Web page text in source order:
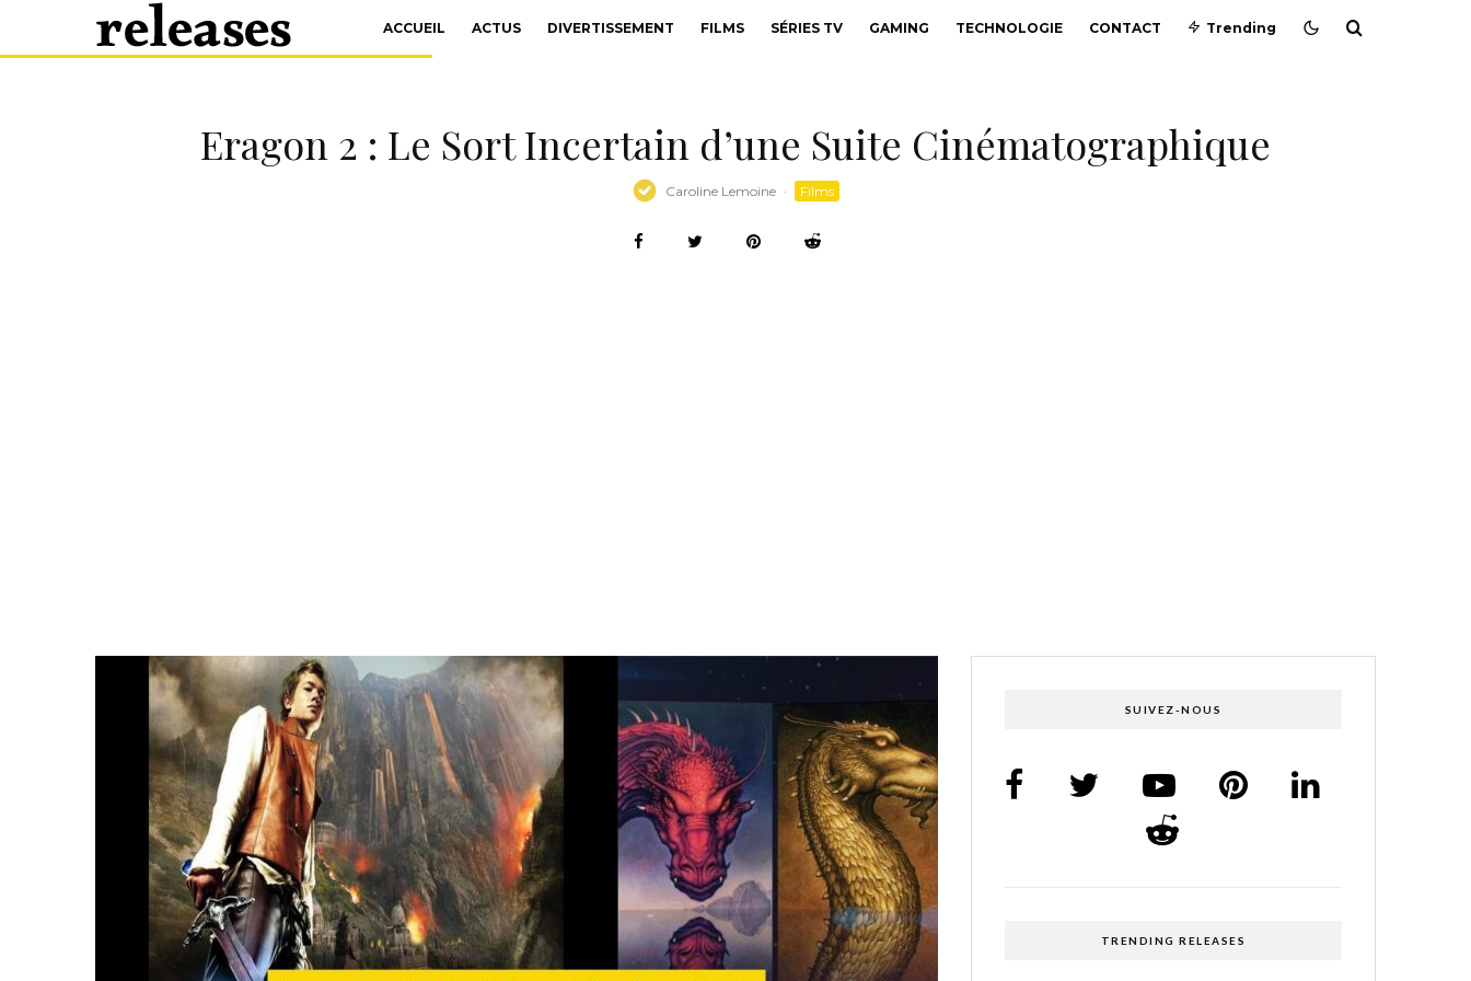
ACCUEIL ACTUS DIVERTISSEMENT FILMS SÉRIES TV GAMING TECHNOLOGIE CONTACT Trending
Eragon 2 : Le Sort Incertain d’une Suite Cinématographique
Caroline Lemoine · Films
SUIVEZ-NOUS
TRENDING RELEASES